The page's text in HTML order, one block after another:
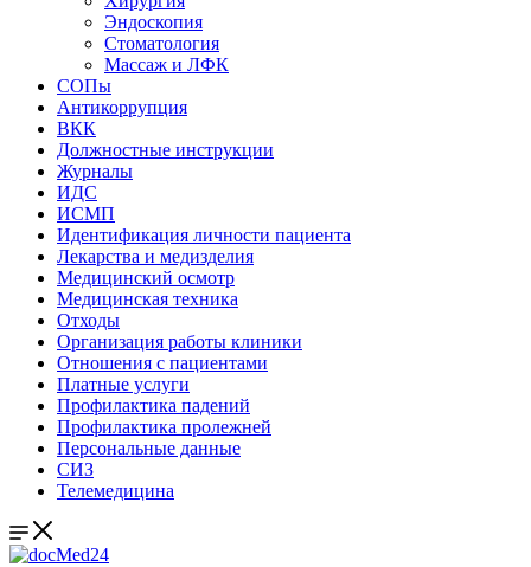
Эндоскопия
Стоматология
Массаж и ЛФК
СОПы
Антикоррупция
ВКК
Должностные инструкции
Журналы
ИДС
ИСМП
Идентификация личности пациента
Лекарства и медизделия
Медицинский осмотр
Медицинская техника
Отходы
Организация работы клиники
Отношения с пациентами
Платные услуги
Профилактика падений
Профилактика пролежней
Персональные данные
СИЗ
Телемедицина